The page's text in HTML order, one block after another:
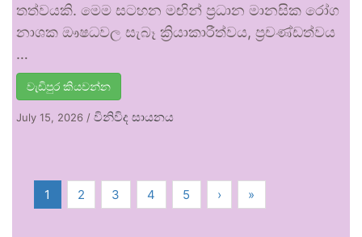
තත්වයකි. මෙම සටහන මඟින් ප්‍රධාන මානසික රෝග
නාශක ඖෂධවල සැබෑ ක්‍රියාකාරීත්වය, ප්‍රචණ්ඩත්වය
…
වැඩිපුර කියවන්න
July 15, 2026 / විනිවිද සායනය
1 2 3 4 5 › »